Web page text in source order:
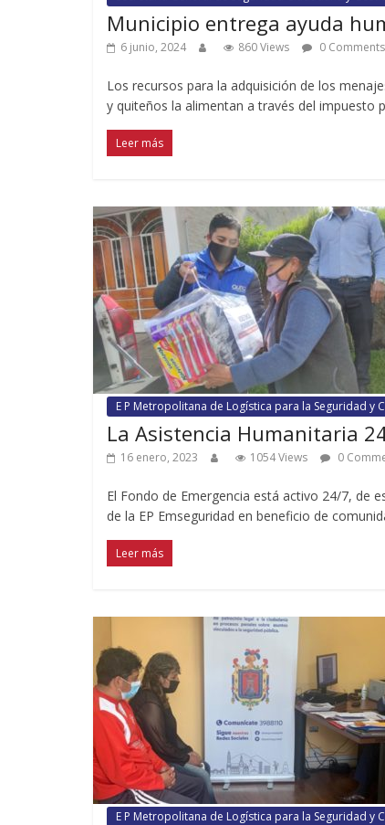
Municipio entrega ayuda
6 junio, 2024 860 Views 0 Comments
Los recursos para la adquisición de los
y quiteños la alimentan a través del impuesto
Leer más
E P Metropolitana de Logística para la Seguridad y
La Asistencia Humanitaria
16 enero, 2023 1054 Views 0
El Fondo de Emergencia está activo 24/7, de
de la EP Emseguridad en beneficio de
Leer más
E P Metropolitana de Logística para la Seguridad y